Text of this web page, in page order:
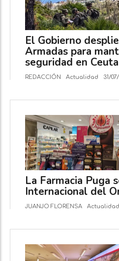
El Gobierno
Armadas para
seguridad en Ceuta
REDACCIÓN Actualidad 31/
La Farmacia Puga
Internacional del
JUANJO FLORENSA Actualidad